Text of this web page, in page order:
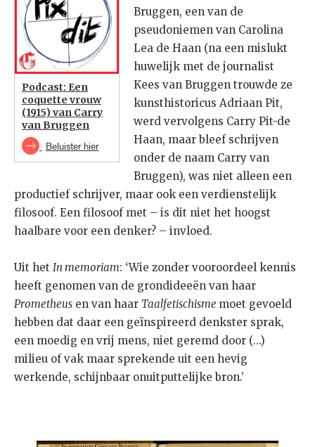
Podcast: Een
coquette vrouw
(1915) van Carry
van Bruggen
Beluister hier
Bruggen, een van de
pseudoniemen van Carolina
Lea de Haan (na een mislukt
huwelijk met de journalist
Kees van Bruggen trouwde ze
kunsthistoricus Adriaan Pit,
werd vervolgens Carry Pit-de
Haan, maar bleef schrijven
onder de naam Carry van
Bruggen), was niet alleen een
productief schrijver, maar ook een verdienstelijk
filosoof. Een filosoof met – is dit niet het hoogst
haalbare voor een denker? – invloed.
Uit het In memoriam: ‘Wie zonder vooroordeel kennis
heeft genomen van de grondideeën van haar
Prometheus en van haar Taalfetischisme moet gevoeld
hebben dat daar een geïnspireerd denkster sprak,
een moedig en vrij mens, niet geremd door (...)
milieu of vak maar sprekende uit een hevig
werkende, schijnbaar onuitputtelijke bron.’